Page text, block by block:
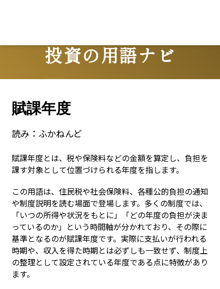
投資の用語ナビ
Terms
賦課年度
読み： ふかねんど
賦課年度とは、税や保険料などの金額を算定し、負担を
課す対象として位置づけられる年度を指します。
この用語は、住民税や社会保険料、各種公的負担の通知
や制度説明を読む場面で登場します。多くの制度では、
「いつの所得や状況をもとに」「どの年度の負担が決ま
っているのか」という時間軸が分かれており、その際に
基準となるのが賦課年度です。実際に支払いが行われる
時期や、収入を得た時期とは必ずしも一致せず、制度上
の整理として設定されている年度である点に特徴があり
ます。